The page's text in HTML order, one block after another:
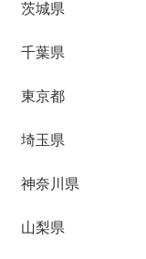
茨城県
千葉県
東京都
埼玉県
神奈川県
山梨県